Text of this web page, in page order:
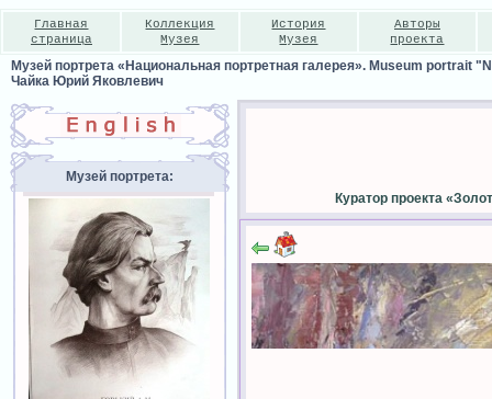
Главная
страница
Коллекция
Музея
История
Музея
Авторы
проекта
Музей портрета «Национальная портретная галерея». Museum portrait
Чайка Юрий Яковлевич
Музей портрета:
Куратор проекта